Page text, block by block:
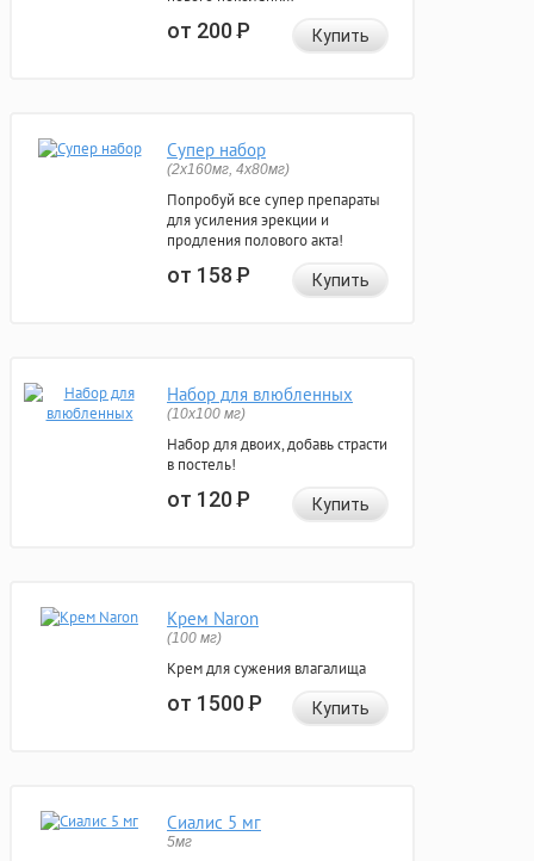
от 200Р Купить
Супер набор
(2х160мг, 4х80мг)
Попробуй все супер препараты
для усиления эрекции и
продления полового акта!
от 158Р Купить
Набор для влюбленных
(10х100 мг)
Набор для двоих, добавь страсти
в постель!
от 120Р Купить
Крем Naron
(100 мг)
Крем для сужения влагалища
от 1500Р Купить
Сиалис 5 мг
5мг